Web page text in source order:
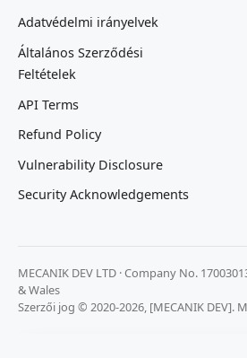
Adatvédelmi irányelvek
Általános Szerződési
Feltételek
API Terms
Refund Policy
Vulnerability Disclosure
Security Acknowledgements
MECANIK DEV LTD · Company No.
& Wales
Szerzői jog © 2020-2026, [MECANIK DEV].